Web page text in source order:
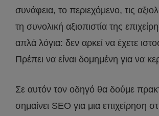
συνάφεια, το περιεχόμενο, τις
τη συνολική αξιοπιστία της
απλά λόγια: δεν αρκεί να έχετε
Πρέπει να είναι δομημένη για να
Σε αυτόν τον οδηγό θα δούμε
σημαίνει SEO για μια επιχείρηση